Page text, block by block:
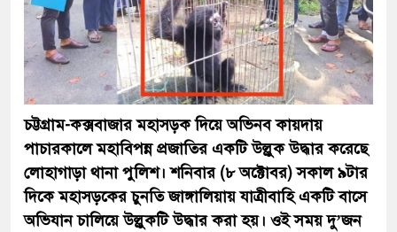
চট্টগ্রাম-কক্সবাজার মহাসড়ক দিয়ে অভিনব কায়দায়
পাচারকালে মহাবিপন্ন প্রজাতির একটি উল্লুক উদ্ধার করেছে
লোহাগাড়া থানা পুলিশ। শনিবার (৮ অক্টোবর) সকাল ৯টার
দিকে মহাসড়কের চুনতি জাঙ্গালিয়ায় যাত্রীবাহি একটি বাসে
অভিযান চালিয়ে উল্লুকটি উদ্ধার করা হয়। ওই সময় দু’জন